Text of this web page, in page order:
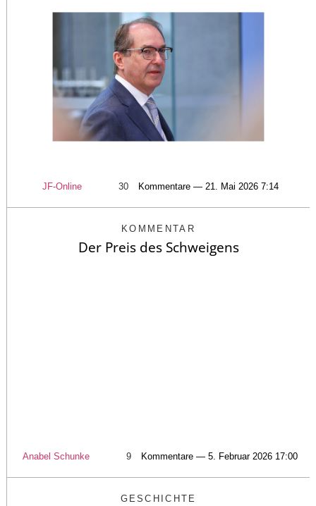
JF-Online 30 Kommentare — 21. Mai 2026 7:14
KOMMENTAR
Der Preis des Schweigens
Anabel Schunke 9 Kommentare — 5. Februar 2026 17:00
GESCHICHTE